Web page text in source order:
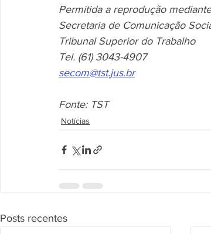
Permitida a reprodução
Secretaria de Comunicação
Tribunal Superior do Trabalho
Tel. (61) 3043-4907
secom@tst.jus.br
Fonte: TST
Notícias
Posts recentes